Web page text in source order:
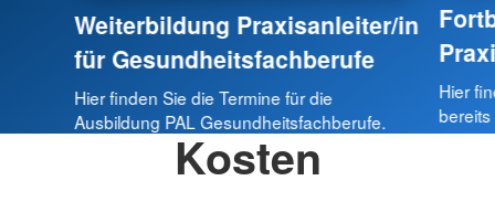
Weiterbildung Praxisanleiter/in
für Gesundheitsfachberufe
Hier finden Sie die Termine für die
Ausbildung PAL Gesundheitsfachberufe.
Hier
Kosten